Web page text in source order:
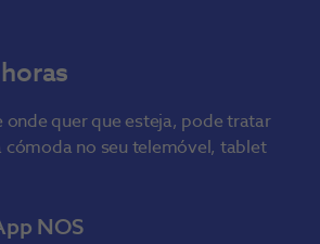
onde quer que esteja, pode tratar
cómoda no seu telemóvel, tablet
NOS